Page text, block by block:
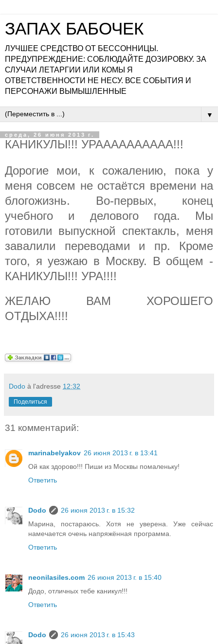
ЗАПАХ БАБОЧЕК
ЛУЧШЕЕ СРЕДСТВО ОТ БЕССОННИЦЫ.
ПРЕДУПРЕЖДЕНИЕ: СОБЛЮДАЙТЕ ДОЗИРОВКУ. ЗА
СЛУЧАИ ЛЕТАРГИИ ИЛИ КОМЫ Я
ОТВЕТСТВЕННОСТИ НЕ НЕСУ. ВСЕ СОБЫТИЯ И
ПЕРСОНАЖИ ВЫМЫШЛЕННЫЕ
▼
среда, 26 июня 2013 г.
КАНИКУЛЫ!!! УРАААААААААА!!!
Дорогие мои, к сожалению, пока у
меня совсем не остаётся времени на
блогожизнь. Во-первых, конец
учебного и делового года. Мы
готовили выпускной спектакль, меня
завалили переводами и пр. Кроме
того, я уезжаю в Москву. В общем -
КАНИКУЛЫ!!! УРА!!!!
ЖЕЛАЮ ВАМ ХОРОШЕГО
ОТДЫХА!!!!
Dodo à l'adresse 12:32
Поделиться
31 комментарий:
marinabelyakov 26 июня 2013 г. в 13:41
Ой как здорово!!! Пиши из Москвы помаленьку!
Ответить
Dodo
26 июня 2013 г. в 15:32
Марина, постараюсь. Хотя не уверена. Уже сейчас
намечается очень напряжённая программа.
Ответить
neonilasiles.com 26 июня 2013 г. в 15:40
Додо, отличных тебе каникул!!!
Ответить
Dodo
26 июня 2013 г. в 15:43